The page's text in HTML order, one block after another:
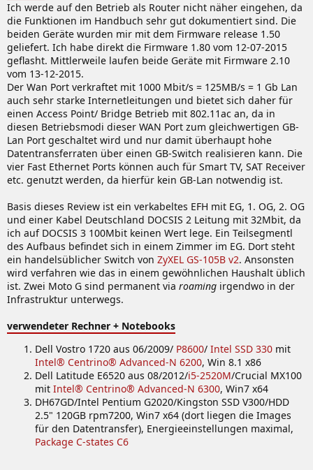
Ich werde auf den Betrieb als Router nicht näher eingehen, da
die Funktionen im Handbuch sehr gut dokumentiert sind. Die
beiden Geräte wurden mir mit dem Firmware release 1.50
geliefert. Ich habe direkt die Firmware 1.80 vom 12-07-2015
geflasht. Mittlerweile laufen beide Geräte mit Firmware 2.10
vom 13-12-2015.
Der Wan Port verkraftet mit 1000 Mbit/s = 125MB/s = 1 Gb Lan
auch sehr starke Internetleitungen und bietet sich daher für
einen Access Point/ Bridge Betrieb mit 802.11ac an, da in
diesen Betriebsmodi dieser WAN Port zum gleichwertigen GB-
Lan Port geschaltet wird und nur damit überhaupt hohe
Datentransferraten über einen GB-Switch realisieren kann. Die
vier Fast Ethernet Ports können auch für Smart TV, SAT Receiver
etc. genutzt werden, da hierfür kein GB-Lan notwendig ist.
Basis dieses Review ist ein verkabeltes EFH mit EG, 1. OG, 2. OG
und einer Kabel Deutschland DOCSIS 2 Leitung mit 32Mbit, da
ich auf DOCSIS 3 100Mbit keinen Wert lege. Ein Teilsegmentl
des Aufbaus befindet sich in einem Zimmer im EG. Dort steht
ein handelsüblicher Switch von ZyXEL GS-105B v2. Ansonsten
wird verfahren wie das in einem gewöhnlichen Haushalt üblich
ist. Zwei Moto G sind permanent via roaming irgendwo in der
Infrastruktur unterwegs.
verwendeter Rechner + Notebooks
Dell Vostro 1720 aus 06/2009/ P8600/ Intel SSD 330 mit
Intel® Centrino® Advanced-N 6200, Win 8.1 x86
Dell Latitude E6520 aus 08/2012/i5-2520M/Crucial MX100
mit Intel® Centrino® Advanced-N 6300, Win7 x64
DH67GD/Intel Pentium G2020/Kingston SSD V300/HDD
2.5" 120GB rpm7200, Win7 x64 (dort liegen die Images
für den Datentransfer), Energieeinstellungen maximal,
Package C-states C6